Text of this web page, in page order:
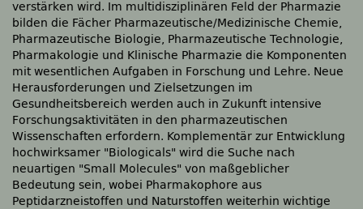
verstärken wird. Im multidisziplinären Feld der Pharmazie
bilden die Fächer Pharmazeutische/Medizinische Chemie,
Pharmazeutische Biologie, Pharmazeutische Technologie,
Pharmakologie und Klinische Pharmazie die Komponenten
mit wesentlichen Aufgaben in Forschung und Lehre. Neue
Herausforderungen und Zielsetzungen im
Gesundheitsbereich werden auch in Zukunft intensive
Forschungsaktivitäten in den pharmazeutischen
Wissenschaften erfordern. Komplementär zur Entwicklung
hochwirksamer
Biologicals wird die Suche nach
neuartigen
Small Molecules von maßgeblicher
Bedeutung sein, wobei Pharmakophore aus
Peptidarzneistoffen und Naturstoffen weiterhin wichtige